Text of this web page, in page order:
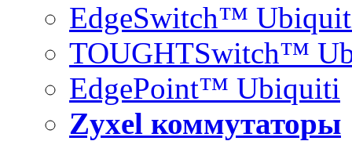
EdgeSwitch™
TOUGHTSwitch™
EdgePoint™ Ubiquiti
Zyxel коммутаторы